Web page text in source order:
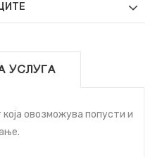
УСЛУГА
која овозможува попусти и